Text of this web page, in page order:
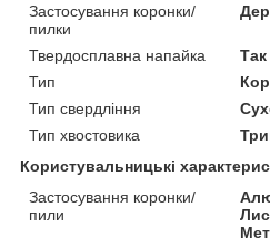
Застосування коронки/
пилки
Твердосплавна напайка
Так
Тип
Тип свердління
Тип хвостовика
Користувальницькі
Застосування коронки/
пили